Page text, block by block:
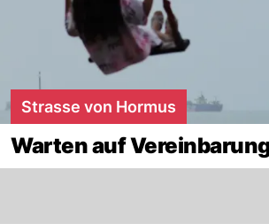
Strasse von Hormus
Warten auf